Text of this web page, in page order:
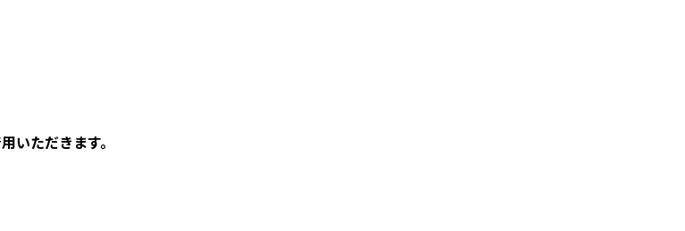
いただきます。